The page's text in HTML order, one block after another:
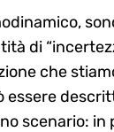
di
che
essere
scenario: in